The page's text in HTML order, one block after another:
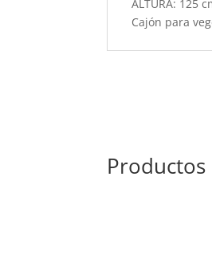
ALTURA: 125
Cajón para